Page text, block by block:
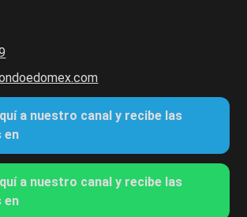
a nuestro canal y recibe las
en
a nuestro canal y recibe las
en